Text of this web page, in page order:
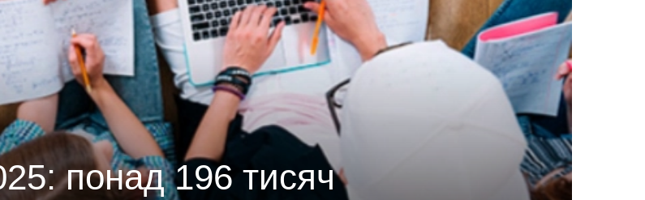
понад 196 тисяч